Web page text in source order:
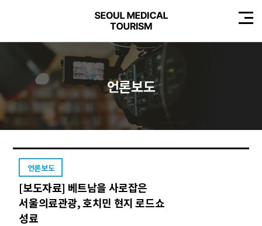
언론보도
언론보도
[보도자료] 베트남을 사로잡은
서울의료관광, 호치민 현지 로드쇼
성료